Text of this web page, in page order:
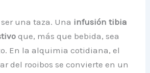
una taza. Una infusión tibia
que, más que bebida, sea
En la alquimia cotidiana, el
del rooibos se convierte en un